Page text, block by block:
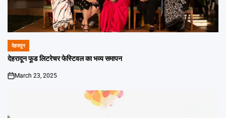
POSTED
IN
देहरादून
देहरादून फूड लिटरेचर फेस्टिवल का भव्य समापन
on
March 23, 2025